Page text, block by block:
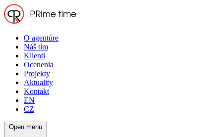
O agentúre
Náš tím
Klienti
Ocenenia
Projekty
Aktuality
Kontakt
EN
CZ
Open menu